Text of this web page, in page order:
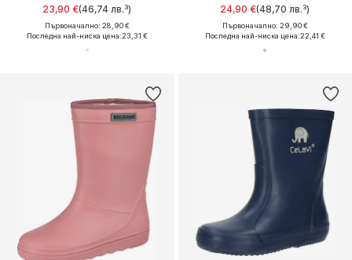
23,90 €(46,74 лв.³)
Първоначално: 28,90 €
Последна най-ниска цена:23,31 €
24,90 €(48,70 лв.³)
Първоначално: 29,90 €
Последна най-ниска цена:22,41 €